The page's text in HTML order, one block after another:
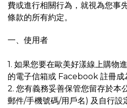
費或進行相關行為，就視為您事
條款的所有約定。
一、使用者
1. 如果您要在歐美好漾線上購物
的電子信箱或 Facebook 註冊成
2. 您有義務妥善保管您留存於本
郵件/手機號碼/用戶名) 及自行設